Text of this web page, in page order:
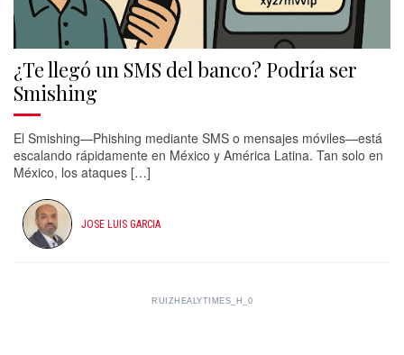
¿Te llegó un SMS del banco? Podría ser
Smishing
El Smishing—Phishing mediante SMS o mensajes móviles—está
escalando rápidamente en México y América Latina. Tan solo en
México, los ataques […]
JOSE LUIS GARCIA
RUIZHEALYTIMES_H_0